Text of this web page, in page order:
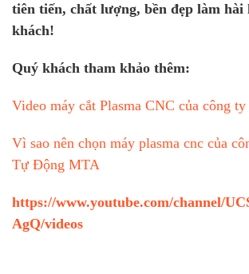
tiên tiến, chất lượng, bền đẹp làm hài
khách!
Quý khách tham khảo thêm:
Video máy cắt Plasma CNC của công
Vì sao nên chọn máy plasma cnc của
Tự Động MTA
https://www.youtube.com/channel/
AgQ/videos